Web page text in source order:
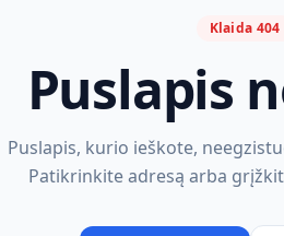
Klaida 404
Puslapis
Puslapis, kurio ieškote,
Patikrinkite adresą arba